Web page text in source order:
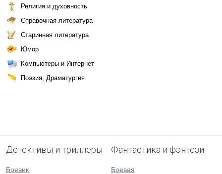
Религия и духовность
Справочная литература
Старинная литература
Юмор
Компьютеры и Интернет
Поэзия, Драматургия
Детективы и триллеры
Боевик
Фантастика и фэнтези
Боевая